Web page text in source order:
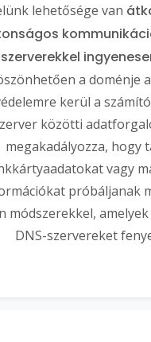
lehetősége van
szerverekkel
a doménje
kerül a
közötti
megakadályozza, hogy
vagy
próbáljanak
módszerekkel,
DNS-szervereket